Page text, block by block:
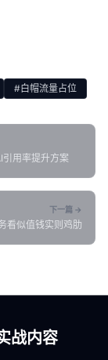
#白帽流量占位
用率提升方案
下一篇 →
看似值钱实则鸡肋
战内容